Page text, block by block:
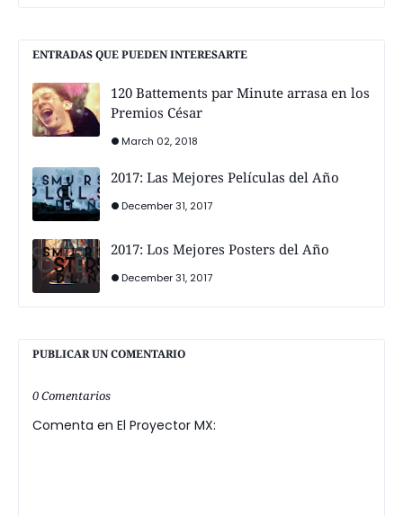
ENTRADAS QUE PUEDEN INTERESARTE
120 Battements par Minute arrasa en los
Premios César
March 02, 2018
2017: Las Mejores Películas del Año
December 31, 2017
2017: Los Mejores Posters del Año
December 31, 2017
PUBLICAR UN COMENTARIO
0 Comentarios
Comenta en El Proyector MX: